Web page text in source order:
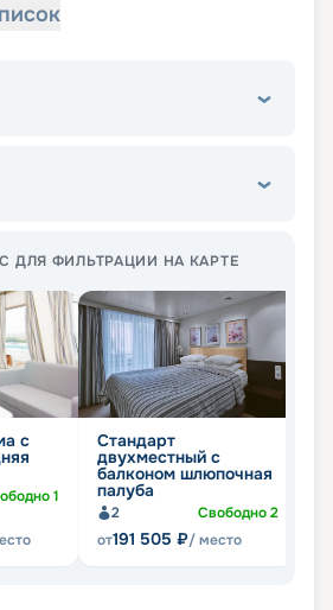
ДЛЯ ФИЛЬТРАЦИИ НА КАРТЕ
с
1
Стандарт
двухместный с
балконом шлюпочная
палуба
2 Свободно2
от191 505 ₽/ место